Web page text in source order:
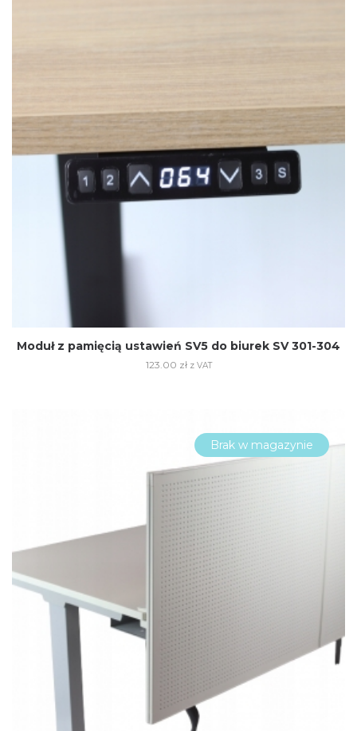
Moduł z pamięcią ustawień SV5 do biurek SV 301-304
123.00 zł z VAT
Brak w magazynie